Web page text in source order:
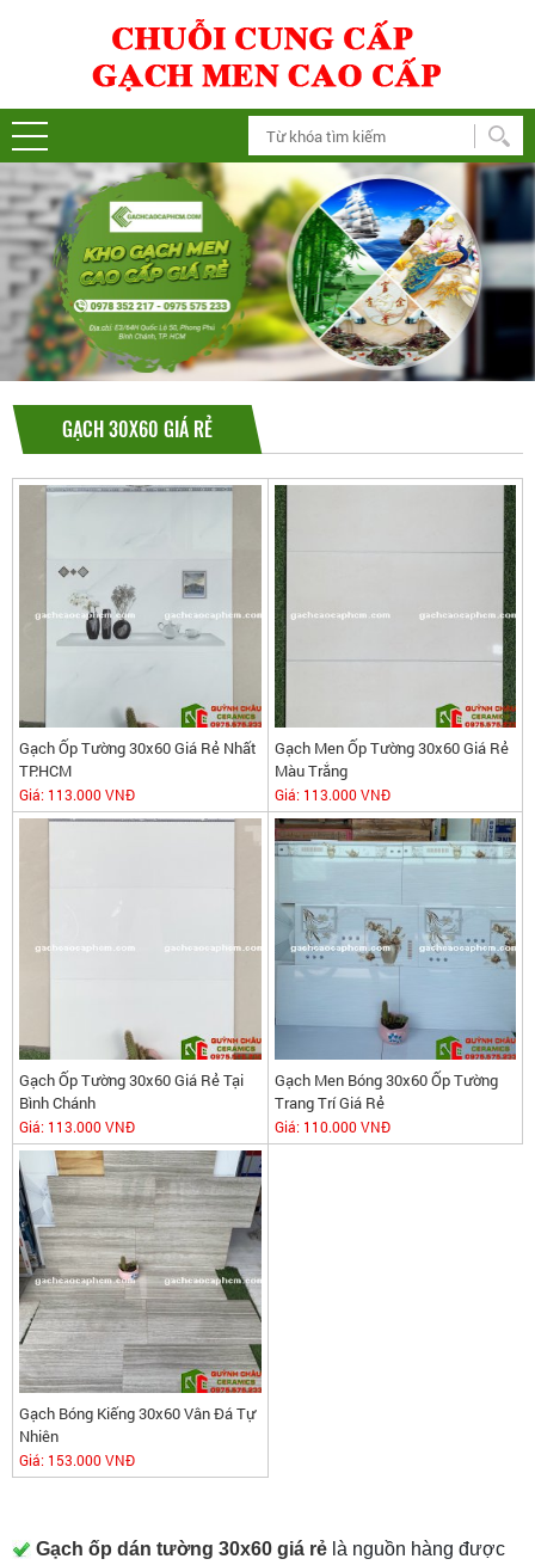
GẠCH 30X60 GIÁ RẺ
Gạch Ốp Tường 30x60 Giá Rẻ Nhất
TP.HCM
Giá: 113.000 VNĐ
Gạch Men Ốp Tường 30x60 Giá Rẻ
Màu Trắng
Giá: 113.000 VNĐ
Gạch Ốp Tường 30x60 Giá Rẻ Tại
Bình Chánh
Giá: 113.000 VNĐ
Gạch Men Bóng 30x60 Ốp Tường
Trang Trí Giá Rẻ
Giá: 110.000 VNĐ
Gạch Bóng Kiếng 30x60 Vân Đá Tự
Nhiên
Giá: 153.000 VNĐ
Gạch ốp dán tường 30x60 giá rẻ là nguồn hàng được